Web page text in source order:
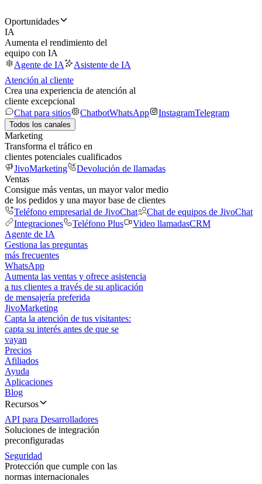
Oportunidades
IA
Aumenta el rendimiento del
equipo con IA
Agente de IA
Asistente de IA
Atención al cliente
Crea una experiencia de atención al
cliente excepcional
Chat para sitios
ChatbotWhatsApp InstagramTelegram
Todos los canales
Marketing
Transforma el tráfico en
clientes potenciales cualificados
JivoMarketing
Devolución de llamadas
Ventas
Consigue más ventas, un mayor valor medio
de los pedidos y una mayor base de clientes
Teléfono empresarial de JivoChat
Chat de equipos de JivoChat
Integraciones
Teléfono Plus Video llamadasCRM
Agente de IA
Gestiona las preguntas
más frecuentes
WhatsApp
Aumenta las ventas y ofrece asistencia
a tus clientes a través de su aplicación
de mensajería preferida
JivoMarketing
Capta la atención de tus visitantes:
capta su interés antes de que se
vayan
Precios
Afiliados
Ayuda
Aplicaciones
Blog
Recursos
API para Desarrolladores
Soluciones de integración
preconfiguradas
Seguridad
Protección que cumple con las
normas internacionales